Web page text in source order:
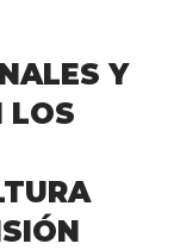
Y
LOS